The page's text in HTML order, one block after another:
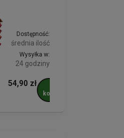
Dostępność:
średnia ilość
Wysyłka w:
24 godziny
54,90 zł
koszyka